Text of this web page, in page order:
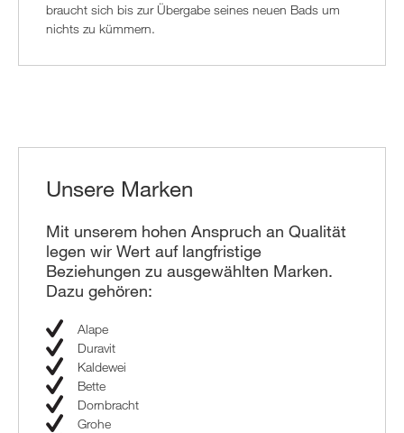
braucht sich bis zur Übergabe seines neuen Bads um
nichts zu kümmern.
Unsere Marken
Mit unserem hohen Anspruch an Qualität
legen wir Wert auf langfristige
Beziehungen zu ausgewählten Marken.
Dazu gehören:
Alape
Duravit
Kaldewei
Bette
Dornbracht
Grohe